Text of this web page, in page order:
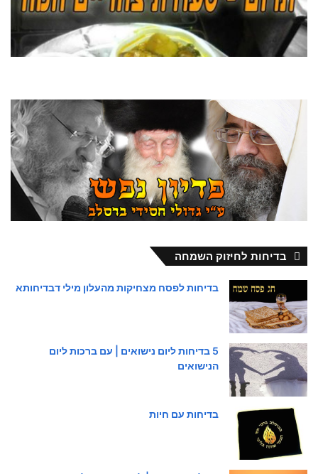
בדיחות לחיזוק השמחה
בדיחות לפסח מצחיקות מהעלון מילי דבדיחותא
5 בדיחות ליום נישואים | עם ברכות ליום
הנישואים
בדיחות עם חיות